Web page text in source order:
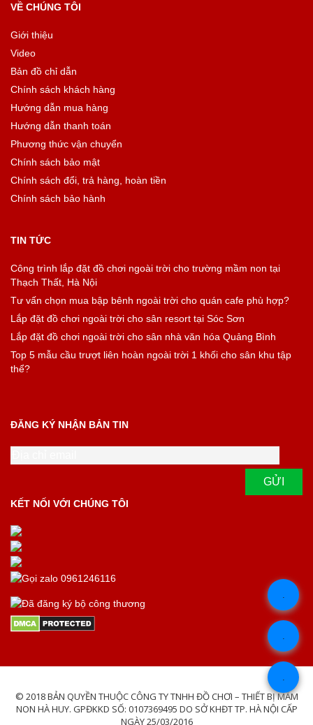
VỀ CHÚNG TÔI
Giới thiệu
Video
Bản đồ chỉ dẫn
Chính sách khách hàng
Hướng dẫn mua hàng
Hướng dẫn thanh toán
Phương thức vận chuyển
Chính sách bảo mật
Chính sách đổi, trả hàng, hoàn tiền
Chính sách bảo hành
TIN TỨC
Công trình lắp đặt đồ chơi ngoài trời cho trường mầm non tại
Thạch Thất, Hà Nội
Tư vấn chọn mua bập bênh ngoài trời cho quán cafe phù hợp?
Lắp đặt đồ chơi ngoài trời cho sân resort tại Sóc Sơn
Lắp đặt đồ chơi ngoài trời cho sân nhà văn hóa Quảng Bình
Top 5 mẫu cầu trượt liên hoàn ngoài trời 1 khối cho sân khu tập
thể?
ĐĂNG KÝ NHẬN BẢN TIN
KẾT NỐI VỚI CHÚNG TÔI
© 2018 BẢN QUYỀN THUỘC CÔNG TY TNHH ĐỒ CHƠI – THIẾT BỊ MẦM
NON HÀ HUY. GPĐKKD SỐ: 0107369495 DO SỞ KHĐT TP. HÀ NỘI CẤP
NGÀY 25/03/2016
.
.
.